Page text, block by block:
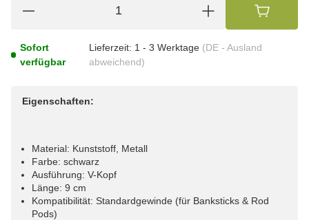
Sofort
verfügbar
Lieferzeit: 1 - 3 Werktage (DE - Ausland
abweichend)
Eigenschaften:
Material: Kunststoff, Metall
Farbe: schwarz
Ausführung: V-Kopf
Länge: 9 cm
Kompatibilität: Standardgewinde (für Banksticks & Rod
Pods)